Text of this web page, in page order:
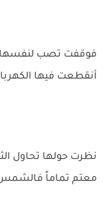
فوقفت تصب لنفسها
أنقطعت فيها
نظرت حولها تحاول
معتم تماماً فالشمس